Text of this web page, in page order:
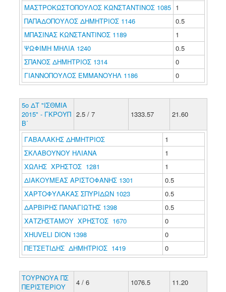
ΜΑΣΤΡΟΚΩΣΤΟΠΟΥΛΟΣ ΚΩΝΣΤΑΝΤΙΝΟΣ 1085 1
ΠΑΠΑΔΟΠΟΥΛΟΣ ΔΗΜΗΤΡΙΟΣ 1146
0.5
ΜΠΑΣΙΝΑΣ ΚΩΝΣΤΑΝΤΙΝΟΣ 1189
1
ΨΩΦΙΜΗ ΜΗΛΙΑ 1240
0.5
ΣΠΑΝΟΣ ΔΗΜΗΤΡΙΟΣ 1314
0
ΓΙΑΝΝΟΠΟΥΛΟΣ ΕΜΜΑΝΟΥΗΛ 1186
0
5ο ΔΤ "ΙΣΘΜΙΑ
2015" - ΓΚΡΟΥΠ
Β΄
2.5 / 7 1333.57 21.60
ΓΑΒΑΛΑΚΗΣ ΔΗΜΗΤΡΙΟΣ
1
ΣΚΛΑΒΟΥΝΟΥ ΗΛΙΑΝΑ
1
ΧΩΛΗΣ ΧΡΗΣΤΟΣ 1281
1
ΔΙΑΚΟΥΜΕΑΣ ΑΡΙΣΤΟΦΑΝΗΣ 1301
0.5
ΧΑΡΤΟΦΥΛΑΚΑΣ ΣΠΥΡΙΔΩΝ 1023
0.5
ΔΑΡΒΙΡΗΣ ΠΑΝΑΓΙΩΤΗΣ 1398
0.5
ΧΑΤΖΗΣΤΑΜΟΥ ΧΡΗΣΤΟΣ 1670
0
XHUVELI DION 1398
0
ΠΕΤΣΕΤΙΔΗΣ ΔΗΜΗΤΡΙΟΣ 1419
0
ΤΟΥΡΝΟΥΑ ΠΣ
ΠΕΡΙΣΤΕΡΙΟΥ
4 / 6 1076.5 11.20